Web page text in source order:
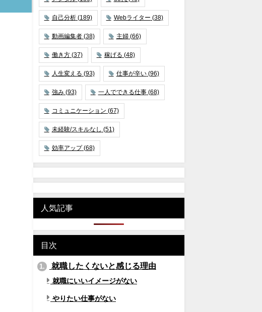
自己分析(189) Webライター (38)
動画編集者(38) 主婦(66)
働き方(37) 稼げる (48)
人生変える (93) 仕事が辛い(96)
強み(93) 一人でできる仕事(68)
コミュニケーション (67)
未経験/スキルなし (51)
効率アップ(68)
人気記事
目次
1. 就職したくないと感じる理由
就職にいいイメージがない
やりたい仕事がない